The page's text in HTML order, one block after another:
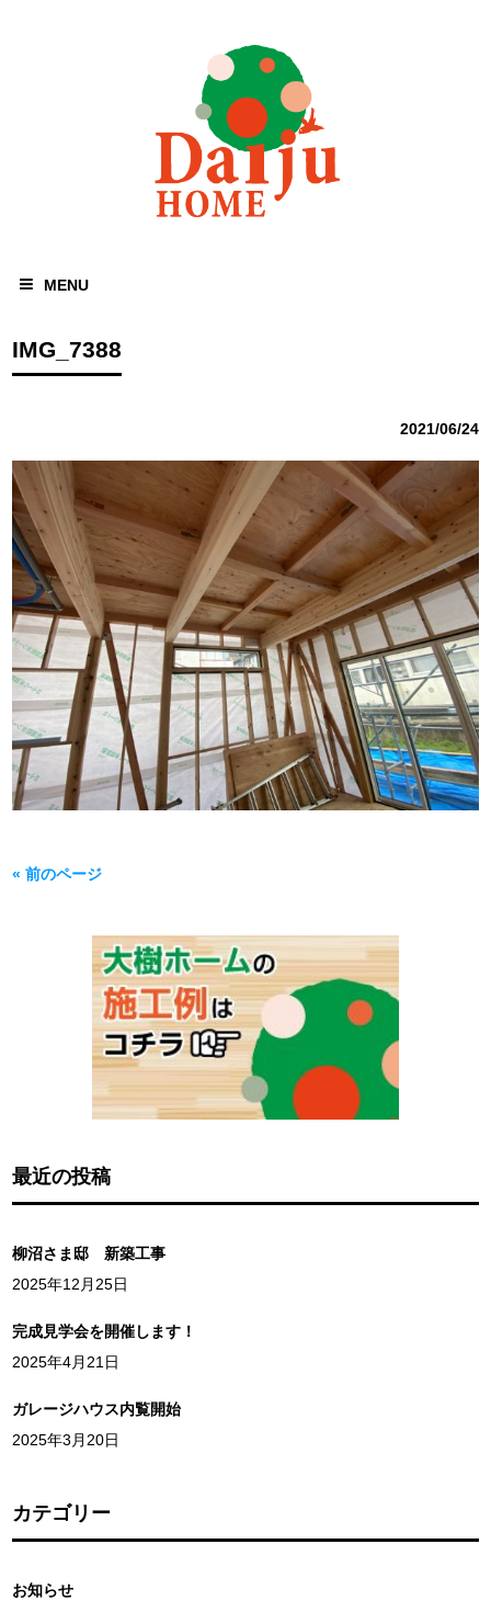
MENU
IMG_7388
2021/06/24
« 前のページ
最近の投稿
柳沼さま邸 新築工事
2025年12月25日
完成見学会を開催します！
2025年4月21日
ガレージハウス内覧開始
2025年3月20日
カテゴリー
お知らせ